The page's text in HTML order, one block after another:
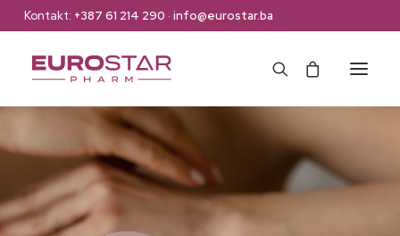
Kontakt: +387 61 214 290 · info@eurostar.ba
Naslovna
Web Shop
Brendovi